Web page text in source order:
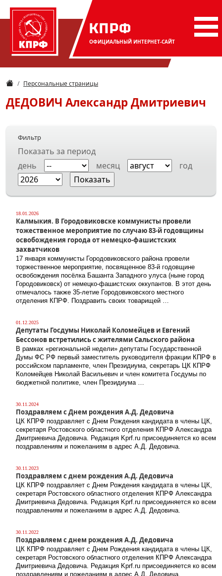
КПРФ
ОФИЦИАЛЬНЫЙ ИНТЕРНЕТ-САЙТ
Персональные страницы
ДЕДОВИЧ Александр Дмитриевич
Фильтр
Показать за период
день
месяц год
18.01.2026
Калмыкия. В Городовиковске коммунисты провели
тожественное мероприятие по случаю 83-й годовщины
освобождения города от немецко-фашистских
захватчиков
17 января коммунисты Городовиковского района провели
торжественное мероприятие, посвященное 83-й годовщине
освобождения посёлка Башанта Западного улуса (ныне город
Городовиковск) от немецко-фашистских оккупантов. В этот день
отмечалось также 35-летие Городовиковского местного
отделения КПРФ. Поздравить своих товарищей …
01.12.2025
Депутаты Госдумы Николай Коломейцев и Евгений
Бессонов встретились с жителями Сальского района
В рамках «региональной недели» депутаты Государственной
Думы ФС РФ первый заместитель руководителя фракции КПРФ в
российском парламенте, член Президиума, секретарь ЦК КПРФ
Коломейцев Николай Васильевич и член комитета Госдумы по
бюджетной политике, член Президиума …
30.11.2024
Поздравляем с Днем рождения А.Д. Дедовича
ЦК КПРФ поздравляет с Днем Рождения кандидата в члены ЦК,
секретаря Ростовского областного отделения КПРФ Александра
Дмитриевича Дедовича. Редакция Kprf.ru присоединяется ко всем
поздравлениям и пожеланиям в адрес А.Д. Дедовича.
30.11.2023
Поздравляем с днем рождения А.Д. Дедовича
ЦК КПРФ поздравляет с Днем Рождения кандидата в члены ЦК,
секретаря Ростовского областного отделения КПРФ Александра
Дмитриевича Дедовича. Редакция Kprf.ru присоединяется ко всем
поздравлениям и пожеланиям в адрес А.Д. Дедовича.
30.11.2022
Поздравляем с днем рождения А.Д. Дедовича
ЦК КПРФ поздравляет с Днем Рождения кандидата в члены ЦК,
секретаря Ростовского областного отделения КПРФ Александра
Дмитриевича Дедовича. Редакция Kprf.ru присоединяется ко всем
поздравлениям и пожеланиям в адрес А.Д. Дедовича.